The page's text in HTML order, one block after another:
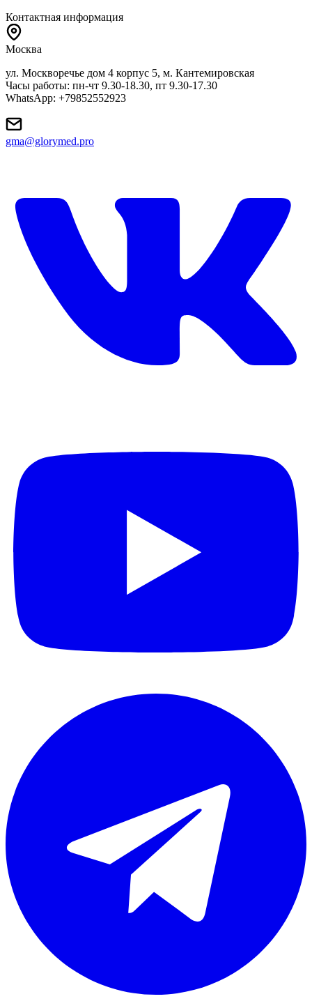
Контактная информация
Москва
ул. Москворечье дом 4 корпус 5, м. Кантемировская
Часы работы: пн-чт 9.30-18.30, пт 9.30-17.30
WhatsApp: +79852552923
gma@glorymed.pro